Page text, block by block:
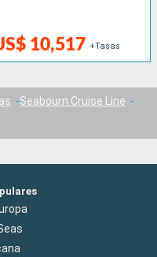
10,517 +Tasas
Seabourn Cruise Line